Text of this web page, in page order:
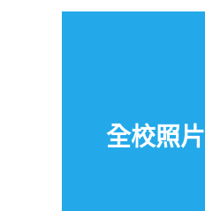
全校照